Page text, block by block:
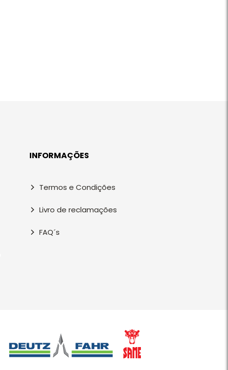
INFORMAÇÕES
Termos e Condições
Livro de reclamações
FAQ´s